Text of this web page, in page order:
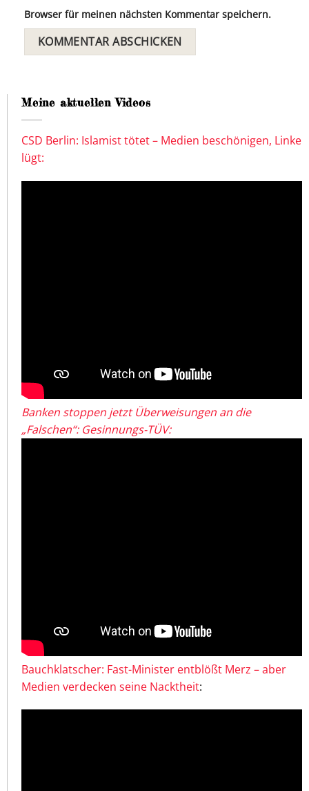
Browser für meinen nächsten Kommentar speichern.
Meine aktuellen Videos
CSD Berlin: Islamist tötet – Medien beschönigen, Linke
lügt:
Banken stoppen jetzt Überweisungen an die
„Falschen“: Gesinnungs-TÜV:
Bauchklatscher: Fast-Minister entblößt Merz – aber
Medien verdecken seine Nacktheit: